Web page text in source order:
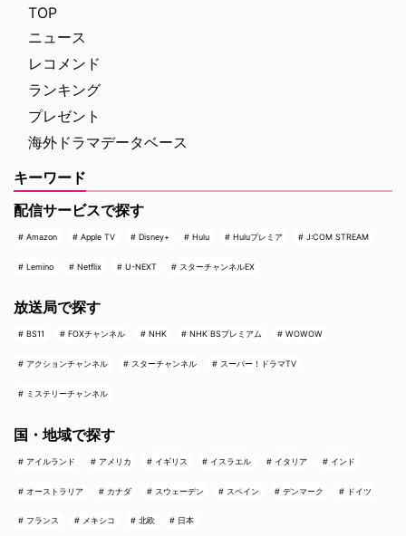
ー）役を務める『クイーンズ・ギ
TOP
ニュース
レコメンド
ランキング
プレゼント
海外ドラマデータベース
キーワード
配信サービスで探す
Amazon Apple TV Disney+ Hulu Huluプレミア J:COM STREAM
Lemino Netflix U-NEXT スターチャンネルEX
放送局で探す
BS11 FOXチャンネル NHK NHK BSプレミアム WOWOW
アクションチャンネル スターチャンネル スーパー！ドラマTV
ミステリーチャンネル
国・地域で探す
アイルランド アメリカ イギリス イスラエル イタリア インド
オーストラリア カナダ スウェーデン スペイン デンマーク ドイツ
フランス メキシコ 北欧 日本